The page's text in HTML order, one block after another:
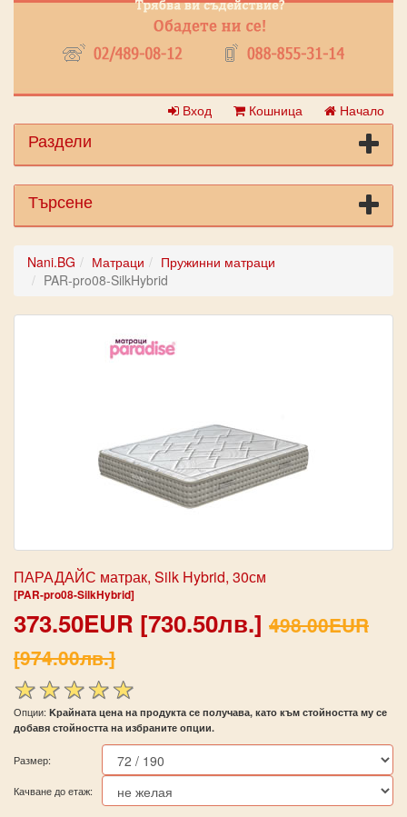
Вход Кошница Начало
Раздели
Търсене
Nani.BG Матраци
Пружинни матраци
PAR-pro08-SilkHybrid
ПАРАДАЙС матрак, Silk Hybrid, 30см
[PAR-pro08-SilkHybrid]
373.50EUR [730.50лв.] 498.00EUR
[974.00лв.]
Опции: Kрайната цена на продукта се получава, като към стойността му се
добавя стойността на избраните опции.
Размер:
Качване до етаж: